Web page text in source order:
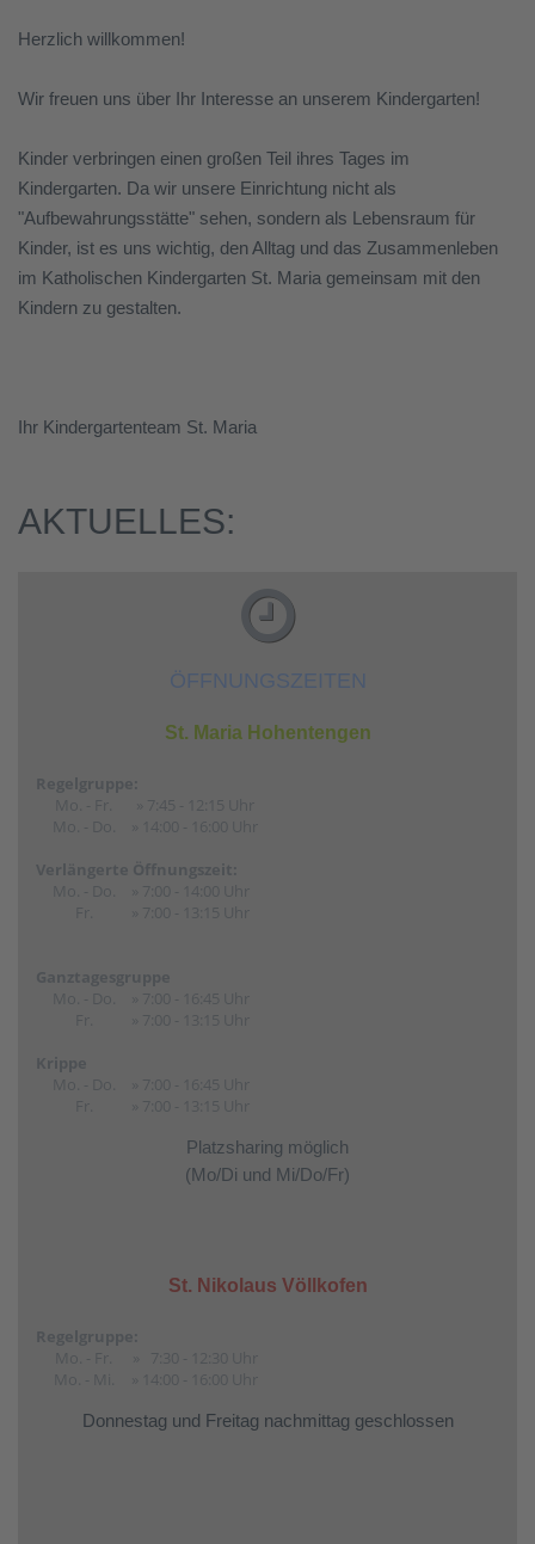
Herzlich willkommen!
Wir freuen uns über Ihr Interesse an unserem Kindergarten!
Kinder verbringen einen großen Teil ihres Tages im
Kindergarten. Da wir unsere Einrichtung nicht als
"Aufbewahrungsstätte" sehen, sondern als Lebensraum für
Kinder, ist es uns wichtig, den Alltag und das Zusammenleben
im Katholischen Kindergarten St. Maria gemeinsam mit den
Kindern zu gestalten.
Ihr Kindergartenteam St. Maria
AKTUELLES:
ÖFFNUNGSZEITEN
St. Maria Hohentengen
Regelgruppe:
Mo. - Fr.
» 7:45 - 12:15 Uhr
Mo. - Do.
» 14:00 - 16:00 Uhr
Verlängerte Öffnungszeit:
Mo. - Do.
» 7:00 - 14:00 Uhr
Fr.
» 7:00 - 13:15 Uhr
Ganztagesgruppe
Mo. - Do.
» 7:00 - 16:45 Uhr
Fr.
» 7:00 - 13:15 Uhr
Krippe
Mo. - Do.
» 7:00 - 16:45 Uhr
Fr.
» 7:00 - 13:15 Uhr
Platzsharing möglich
(Mo/Di und Mi/Do/Fr)
St. Nikolaus Völlkofen
Regelgruppe:
Mo. - Fr.
» 7:30 - 12:30 Uhr
Mo. - Mi.
» 14:00 - 16:00 Uhr
Donnestag und Freitag nachmittag geschlossen